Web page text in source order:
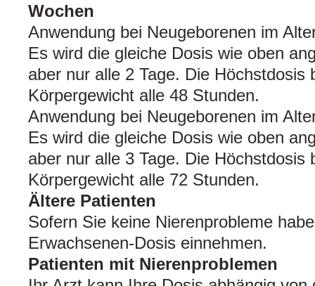
Wochen
Anwendung bei Neugeborenen im
Es wird die gleiche Dosis wie oben
aber nur alle 2 Tage. Die Höchstdosis
Körpergewicht alle 48 Stunden.
Anwendung bei Neugeborenen im
Es wird die gleiche Dosis wie oben
aber nur alle 3 Tage. Die Höchstdosis
Körpergewicht alle 72 Stunden.
Ältere Patienten
Sofern Sie keine Nierenprobleme
Erwachsenen-Dosis einnehmen.
Patienten mit Nierenproblemen